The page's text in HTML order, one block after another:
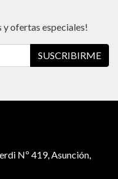
y ofertas especiales!
SUSCRIBIRME
Nº 419, Asunción,